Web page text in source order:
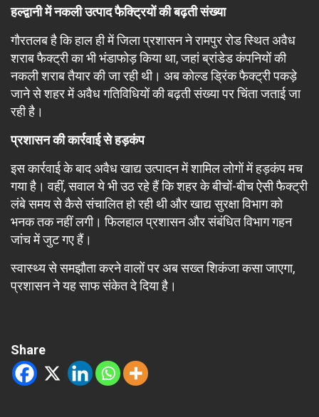
हल्द्वानी में नकली उत्पाद फैक्ट्रियों की बढ़ती संख्या
गौरतलब है कि हाल ही में जिला प्रशासन ने रामपुर रोड स्थित अवैध
शराब फैक्ट्री का भी भंडाफोड़ किया था, जहां ब्रांडेड कंपनियों की
नकली शराब तैयार की जा रही थी। अब कोल्ड ड्रिंक फैक्ट्री पकड़े
जाने से शहर में अवैध गतिविधियों की बढ़ती संख्या पर चिंता जताई जा
रही है।
प्रशासन की कार्रवाई से हड़कंप
इस कार्रवाई के बाद अवैध खाद्य उत्पादन में शामिल लोगों में हड़कंप मच
गया है। वहीं, सवाल ये भी उठ रहे हैं कि शहर के बीचों-बीच ऐसी फैक्ट्री
लंबे समय से कैसे संचालित हो रही थी और खाद्य सुरक्षा विभाग को
भनक तक नहीं लगी। फिलहाल प्रशासन और संबंधित विभाग गहन
जांच में जुट गए हैं।
स्वास्थ्य से समझौता करने वालों पर अब सख्त शिकंजा कसा जाएगा,
प्रशासन ने यह साफ संकेत दे दिया है।
Share